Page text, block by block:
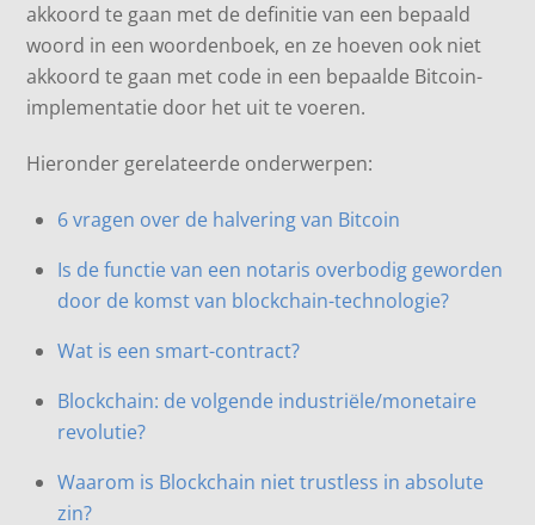
akkoord te gaan met de definitie van een bepaald
woord in een woordenboek, en ze hoeven ook niet
akkoord te gaan met code in een bepaalde Bitcoin-
implementatie door het uit te voeren.
Hieronder gerelateerde onderwerpen:
6 vragen over de halvering van Bitcoin
Is de functie van een notaris overbodig geworden
door de komst van blockchain-technologie?
Wat is een smart-contract?
Blockchain: de volgende industriële/monetaire
revolutie?
Waarom is Blockchain niet trustless in absolute
zin?